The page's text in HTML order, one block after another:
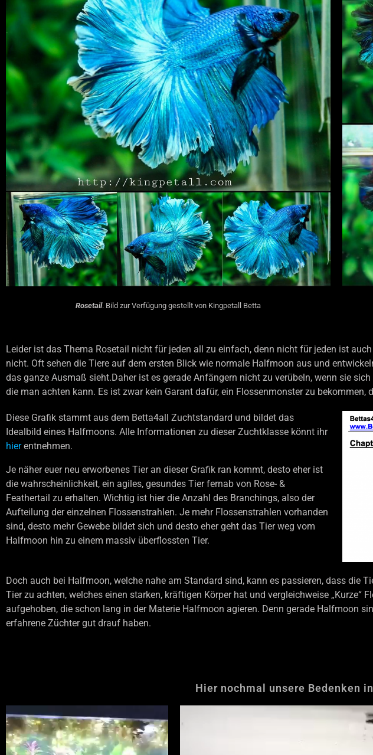
Rosetail. Bild zur Verfügung gestellt von Kingpetall Betta
Leider ist das Thema Rosetail nicht für jeden all zu einfach, denn nicht für jeden ist
nicht. Oft sehen die Tiere auf dem ersten Blick wie normale Halfmoon aus und
das ganze Ausmaß sieht.Daher ist es gerade Anfängern nicht zu verübeln, wenn sie
die man achten kann. Es ist zwar kein Garant dafür, ein Flossenmonster zu bekommen,
Diese Grafik stammt aus dem Betta4all Zuchtstandard und bildet das
Idealbild eines Halfmoons. Alle Informationen zu dieser Zuchtklasse könnt ihr
hierentnehmen.
Je näher euer neu erworbenes Tier an dieser Grafik ran kommt, desto eher ist
die wahrscheinlichkeit, ein agiles, gesundes Tier fernab von Rose- &
Feathertail zu erhalten. Wichtig ist hier die Anzahl des Branchings, also der
Aufteilung der einzelnen Flossenstrahlen. Je mehr Flossenstrahlen vorhanden
sind, desto mehr Gewebe bildet sich und desto eher geht das Tier weg vom
Halfmoon hin zu einem massiv überflossten Tier.
Doch auch bei Halfmoon, welche nahe am Standard sind, kann es passieren, dass die
Tier zu achten, welches einen starken, kräftigen Körper hat und vergleichweise
aufgehoben, die schon lang in der Materie Halfmoon agieren. Denn gerade Halfmoon
erfahrene Züchter gut drauf haben.
Hier nochmal unsere Bedenken